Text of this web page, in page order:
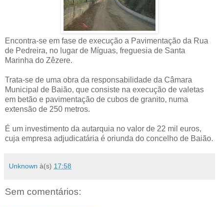
Encontra-se em fase de execução a Pavimentação da Rua
de Pedreira, no lugar de Míguas, freguesia de Santa
Marinha do Zêzere.
Trata-se de uma obra da responsabilidade da Câmara
Municipal de Baião, que consiste na execução de valetas
em betão e pavimentação de cubos de granito, numa
extensão de 250 metros.
É um investimento da autarquia no valor de 22 mil euros,
cuja empresa adjudicatária é oriunda do concelho de Baião.
Unknown à(s) 17:58
Sem comentários: